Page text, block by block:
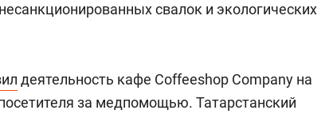
свалок и экологических
деятельность кафе Соffeeshop Company на
за медпомощью. Татарстанский